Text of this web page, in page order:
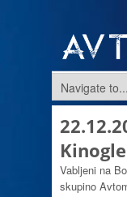
Vabljeni na
skupino